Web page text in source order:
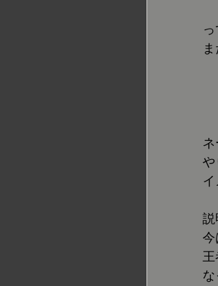
ネ
や
説
今
な